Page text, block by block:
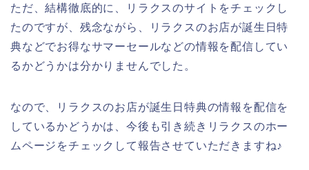
ただ、結構徹底的に、リラクスのサイトをチェックし
たのですが、残念ながら、リラクスのお店が誕生日特
典などでお得なサマーセールなどの情報を配信してい
るかどうかは分かりませんでした。
なので、リラクスのお店が誕生日特典の情報を配信を
しているかどうかは、今後も引き続きリラクスのホー
ムページをチェックして報告させていただきますね♪